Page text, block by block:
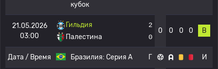
кубок
21.05.2026
03:00
Гильдия
Палестина
2
0
0 0 0 0 В
Дата / Время Бразилия: Серия А Г И